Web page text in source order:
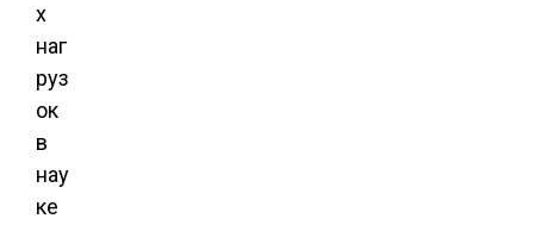
х
наг
руз
ок
в
нау
ке